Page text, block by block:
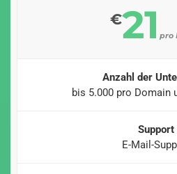
€21 pro
Anzahl der
bis 5.000 pro Domain
Support
E-Mail-